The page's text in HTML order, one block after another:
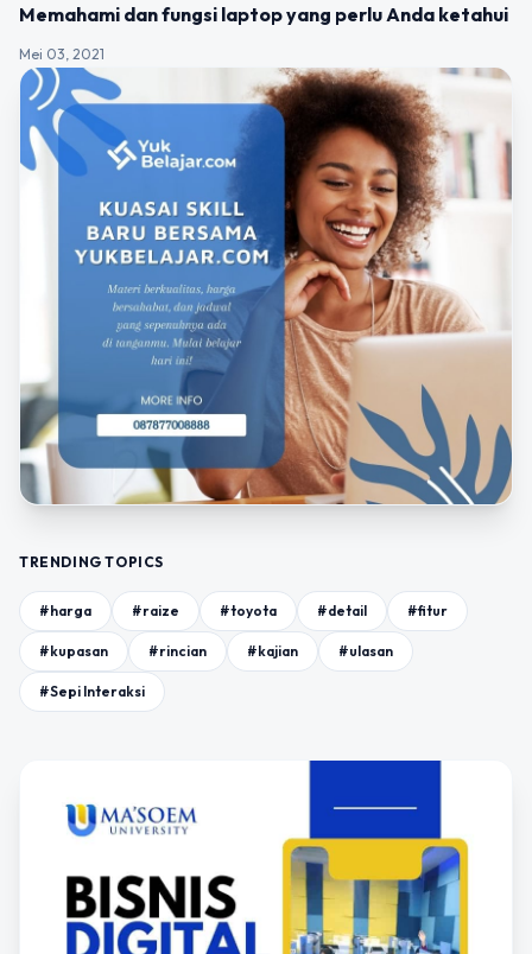
Memahami dan fungsi laptop yang perlu Anda ketahui
Mei 03, 2021
TRENDING TOPICS
#harga #raize #toyota #detail #fitur
#kupasan #rincian #kajian #ulasan
#Sepi Interaksi